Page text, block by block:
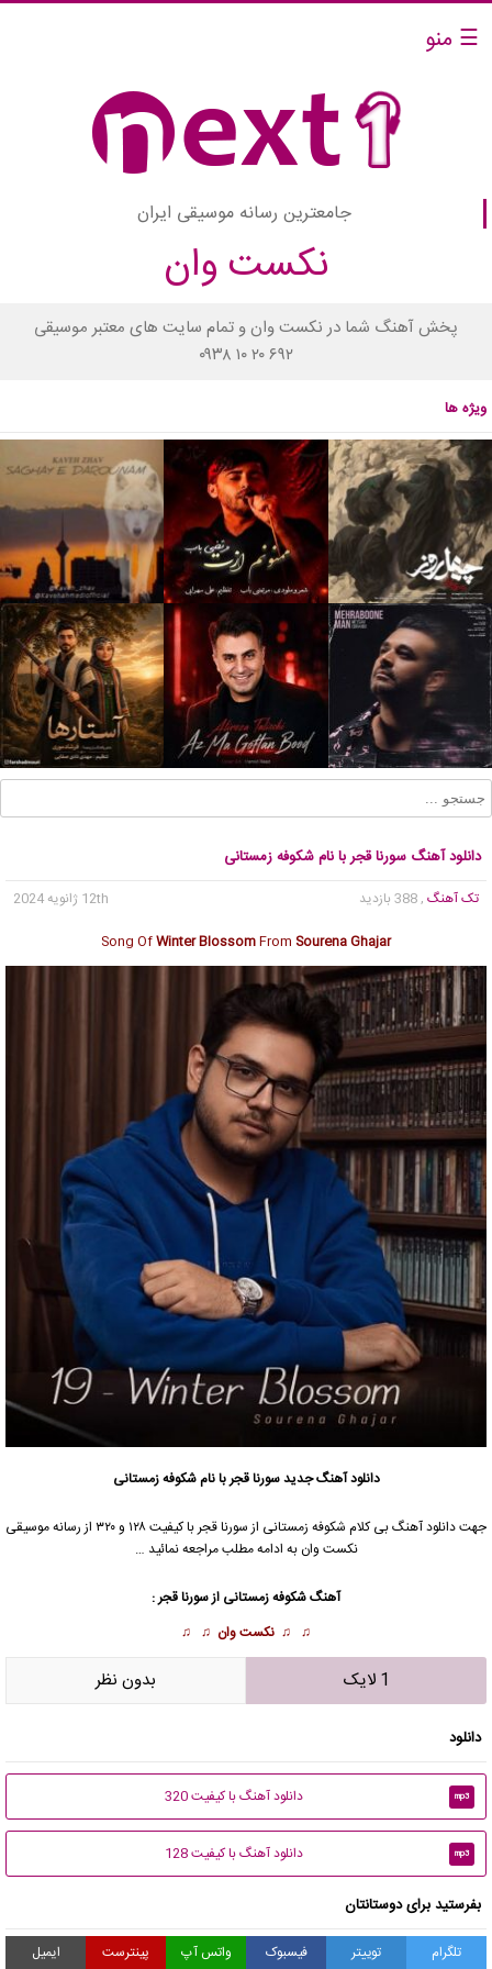
☰ منو
جامعترین رسانه موسیقی ایران
نکست وان
پخش آهنگ شما در نکست وان و تمام سایت های معتبر موسیقی
۰۹۳۸ ۱۰ ۲۰ ۶۹۲
ویژه ها
دانلود آهنگ سورنا قجر با نام شکوفه زمستانی
تک آهنگ , 388 بازدید
12th ژانویه 2024
Song OfWinter BlossomFrom Sourena Ghajar
دانلود آهنگ جدیدسورنا قجربا نام شکوفه زمستانی
جهت دانلود آهنگ بی کلام شکوفه زمستانی از سورنا قجر
با کیفیت ۱۲۸ و ۳۲۰ از رسانه موسیقی
نکست وان به ادامه مطلب مراجعه نمائید …
آهنگ شکوفه زمستانی ازسورنا قجر:
♫ ♫ نکست وان ♫ ♫
1 لایک بدون نظر
دانلود
mp3 دانلود آهنگ با کیفیت 320
mp3 دانلود آهنگ با کیفیت 128
بفرستید برای دوستانتان
تلگرام توییتر فیسبوک واتس آپ پینترست ایمیل